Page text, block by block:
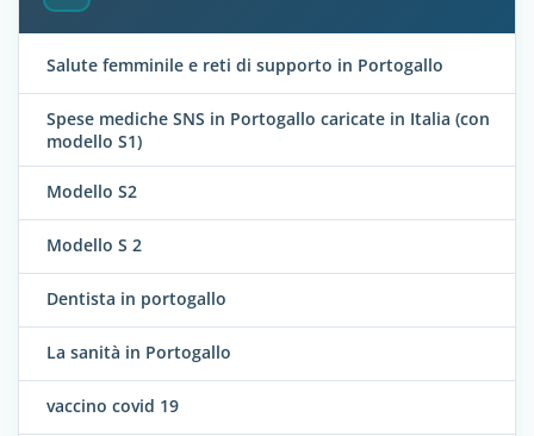
Salute femminile e reti di supporto in Portogallo
Spese mediche SNS in Portogallo caricate in Italia (con
modello S1)
Modello S2
Modello S 2
Dentista in portogallo
La sanità in Portogallo
vaccino covid 19